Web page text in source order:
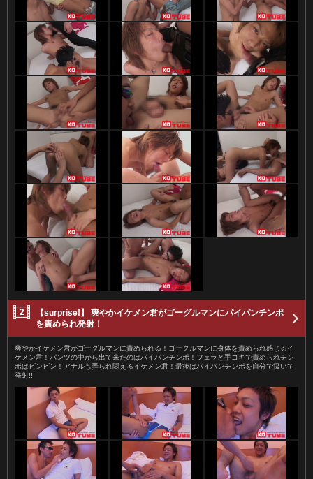
【surprise!】 爽やかイケメン君がゴーグルマンにパイパンチンポ
を責められ発射！
爽やかイケメン君がゴーグルマンに責められる！ゴーグルマンに身体を責められ感じるイ
ケメン君！パンツの中から出て来たのはパイパンチンポ！フェラと手コキで責められチン
ポはビンビン！アナルも弄られ悶えるイケメン君！最後はパイパンチンポを自分で扱いて
発射!!